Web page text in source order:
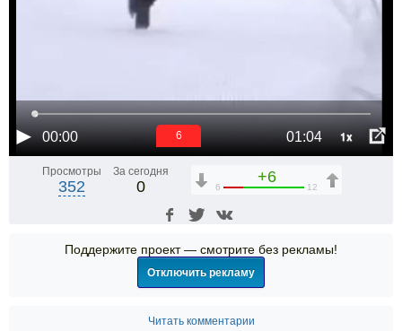
00:00 01:04 1x
6
Просмотры
352
За сегодня
0
+6
6 12
Поддержите проект — смотрите без рекламы!
Отключить рекламу
Читать комментарии